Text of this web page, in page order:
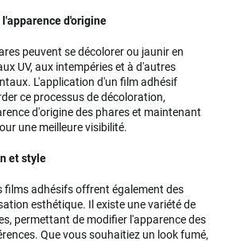
d'origine
peuvent se décolorer ou jaunir en
UV, aux intempéries et à d'autres
L'application d'un film adhésif
ce processus de décoloration,
d'origine des phares et maintenant
une meilleure visibilité.
et style
films adhésifs offrent également des
esthétique. Il existe une variété de
permettant de modifier l'apparence des
Que vous souhaitiez un look fumé,